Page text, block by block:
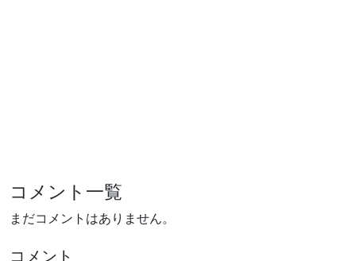
コメント一覧
まだコメントはありません。
コメント